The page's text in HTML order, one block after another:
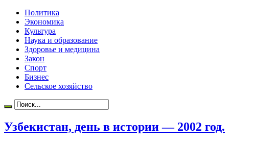
Политика
Экономика
Культура
Наука и образование
Здоровье и медицина
Закон
Спорт
Бизнес
Сельское хозяйство
Узбекистан, день в истории — 2002 год.